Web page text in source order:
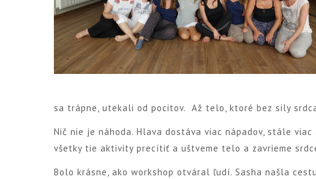
sa trápne, utekali od pocitov. Až telo, ktoré bez sily
Nič nie je náhoda. Hlava dostáva viac nápadov, stále
všetky tie aktivity precítiť a uštveme telo a zavrieme
Bolo krásne, ako workshop otváral ľudí. Sasha našla